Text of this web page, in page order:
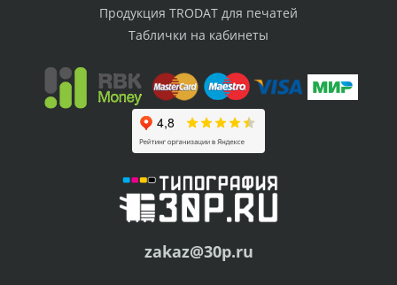
Продукция TRODAT для печатей
Таблички на кабинеты
zakaz@30p.ru